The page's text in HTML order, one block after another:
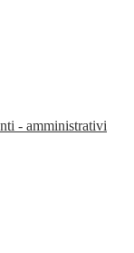
- amministrativi